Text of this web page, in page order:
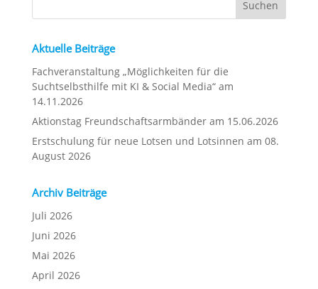
Aktuelle Beiträge
Fachveranstaltung „Möglichkeiten für die
Suchtselbsthilfe mit KI & Social Media“ am
14.11.2026
Aktionstag Freundschaftsarmbänder am 15.06.2026
Erstschulung für neue Lotsen und Lotsinnen am 08.
August 2026
Archiv Beiträge
Juli 2026
Juni 2026
Mai 2026
April 2026